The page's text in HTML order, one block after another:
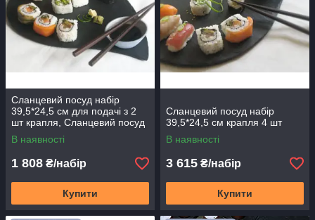
Сланцевий посуд набір
39,5*24,5 см для подачі з 2
шт крапля, Сланцевий посуд
В наявності
1 808 ₴/набір
Купити
Сланцевий посуд набір
39,5*24,5 см крапля 4 шт
В наявності
3 615 ₴/набір
Купити